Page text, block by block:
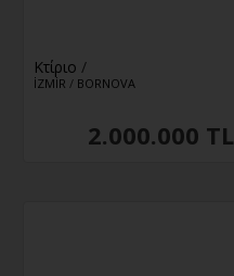
Κτίριο /
İZMİR / BORNOVA
2.000.000 TL